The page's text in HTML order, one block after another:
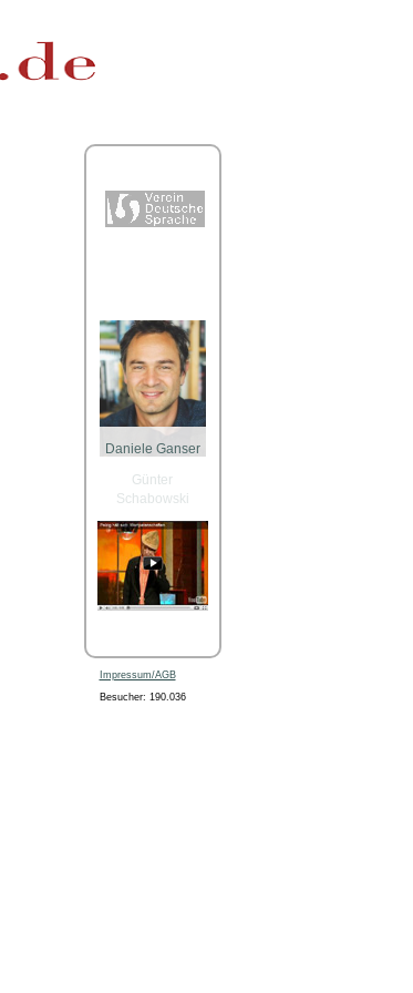
Günter
Schabowski
Daniele Ganser
Impressum/AGB
Besucher: 190.036